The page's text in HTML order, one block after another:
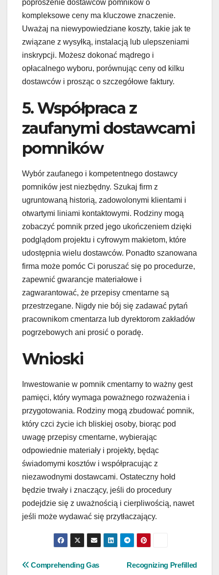
poproszenie dostawców pomników o
kompleksowe ceny ma kluczowe znaczenie.
Uważaj na niewypowiedziane koszty, takie jak te
związane z wysyłką, instalacją lub ulepszeniami
inskrypcji. Możesz dokonać mądrego i
opłacalnego wyboru, porównując ceny od kilku
dostawców i prosząc o szczegółowe faktury.
5. Współpraca z
zaufanymi dostawcami
pomników
Wybór zaufanego i kompetentnego dostawcy
pomników jest niezbędny. Szukaj firm z
ugruntowaną historią, zadowolonymi klientami i
otwartymi liniami kontaktowymi. Rodziny mogą
zobaczyć pomnik przed jego ukończeniem dzięki
podglądom projektu i cyfrowym makietom, które
udostępnia wielu dostawców. Ponadto szanowana
firma może pomóc Ci poruszać się po procedurze,
zapewnić gwarancje materiałowe i
zagwarantować, że przepisy cmentarne są
przestrzegane. Nigdy nie bój się zadawać pytań
pracownikom cmentarza lub dyrektorom zakładów
pogrzebowych ani prosić o poradę.
Wnioski
Inwestowanie w pomnik cmentarny to ważny gest
pamięci, który wymaga poważnego rozważenia i
przygotowania. Rodziny mogą zbudować pomnik,
który czci życie ich bliskiej osoby, biorąc pod
uwagę przepisy cmentarne, wybierając
odpowiednie materiały i projekty, będąc
świadomymi kosztów i współpracując z
niezawodnymi dostawcami. Ostateczny hołd
będzie trwały i znaczący, jeśli do procedury
podejdzie się z uważnością i cierpliwością, nawet
jeśli może wydawać się przytłaczający.
Post
Recognizing Prefilled
Comprehending Gas